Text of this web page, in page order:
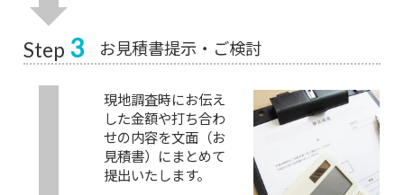
Step 3 お見積書提示・ご検討
現地調査時にお伝え
した金額や打ち合わ
せの内容を文面（お
見積書）にまとめて
提出いたします。